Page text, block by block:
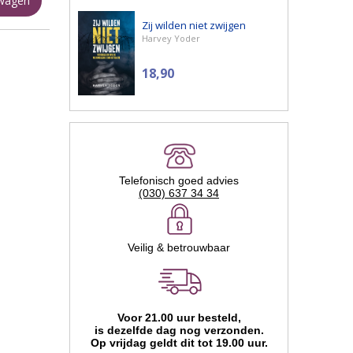
Zij wilden niet zwijgen
Harvey Yoder
18,90
Telefonisch goed advies
(030) 637 34 34
Veilig & betrouwbaar
Voor 21.00 uur besteld,
is dezelfde dag nog verzonden.
Op vrijdag geldt dit tot 19.00 uur.